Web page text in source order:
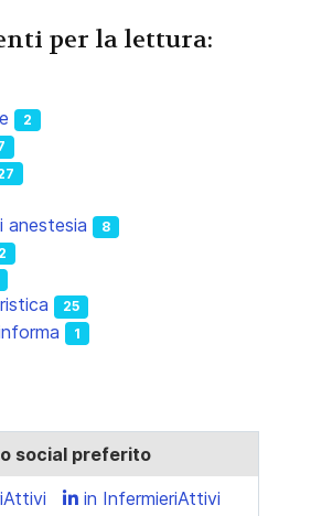
per la lettura:
2
anestesia 8
2
25
1
social preferito
in InfermieriAttivi